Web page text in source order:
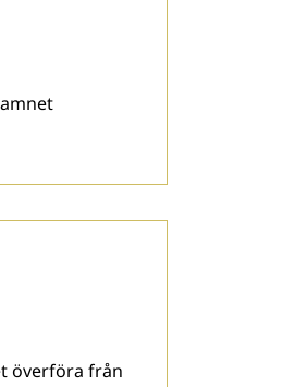
överföra från